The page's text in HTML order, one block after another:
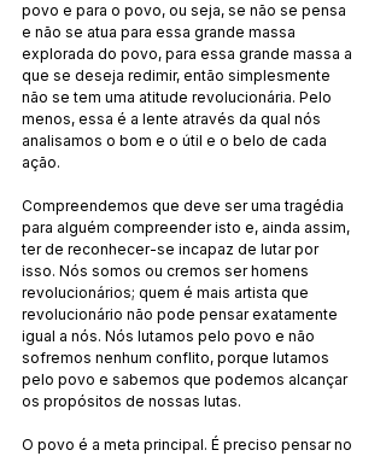
povo e para o povo, ou seja, se não se pensa
e não se atua para essa grande massa
explorada do povo, para essa grande massa a
que se deseja redimir, então simplesmente
não se tem uma atitude revolucionária. Pelo
menos, essa é a lente através da qual nós
analisamos o bom e o útil e o belo de cada
ação.
Compreendemos que deve ser uma tragédia
para alguém compreender isto e, ainda assim,
ter de reconhecer-se incapaz de lutar por
isso. Nós somos ou cremos ser homens
revolucionários; quem é mais artista que
revolucionário não pode pensar exatamente
igual a nós. Nós lutamos pelo povo e não
sofremos nenhum conflito, porque lutamos
pelo povo e sabemos que podemos alcançar
os propósitos de nossas lutas.
O povo é a meta principal. É preciso pensar no